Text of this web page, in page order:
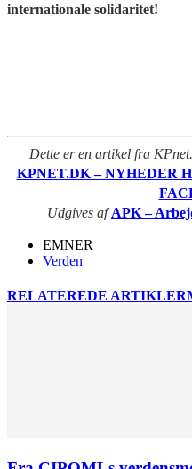
internationale solidaritet!
Dette er en artikel fra
KPNET.DK – NYHEDER
Udgives afAPK –
EMNER
Verden
RELATEREDE ARTIKLER